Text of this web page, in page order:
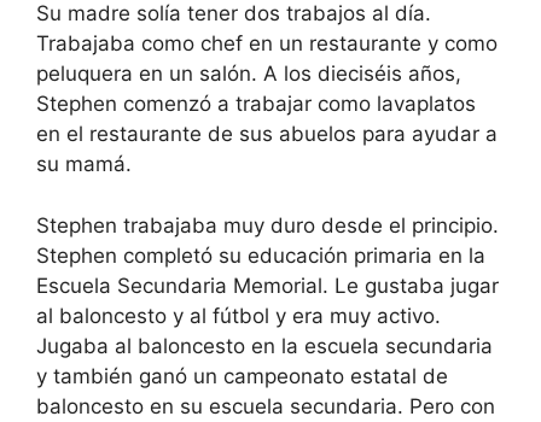
Su madre solía tener dos trabajos al día.
Trabajaba como chef en un restaurante y como
peluquera en un salón. A los dieciséis años,
Stephen comenzó a trabajar como lavaplatos
en el restaurante de sus abuelos para ayudar a
su mamá.
Stephen trabajaba muy duro desde el principio.
Stephen completó su educación primaria en la
Escuela Secundaria Memorial. Le gustaba jugar
al baloncesto y al fútbol y era muy activo.
Jugaba al baloncesto en la escuela secundaria
y también ganó un campeonato estatal de
baloncesto en su escuela secundaria. Pero con